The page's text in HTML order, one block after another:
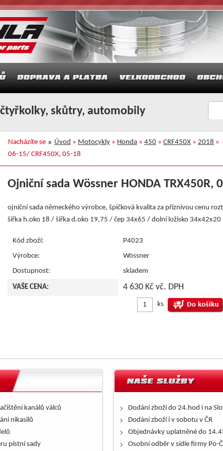
skůtry, automobily
Nacházíte se Úvod » Motocykly » Honda » 450 » CRF450X » 2018 »
06-15/ CRF450X, 05-18
Ojniční sada Wössner HONDA TRX450R,
ojniční sada německého výrobce, špičková kvalita za příznivou cenu
šířka h.oko 18 / šířka d.oko 19,75 / čep 34x65 / dolní ložisko 34x42x20
Kód zboží:
P4023
Výrobce:
Wössner
Dostupnost:
skladem
VAŠE CENA: 4 630 Kč vč. DPH
ks
kanálů válců
nikasilů
pístní sady
Dodání zboží do 24.hod i na
Dodání zboží i v sobotu v ČR
Objednávky uplatněné do
Osobní odběr v sídle firmy Po-